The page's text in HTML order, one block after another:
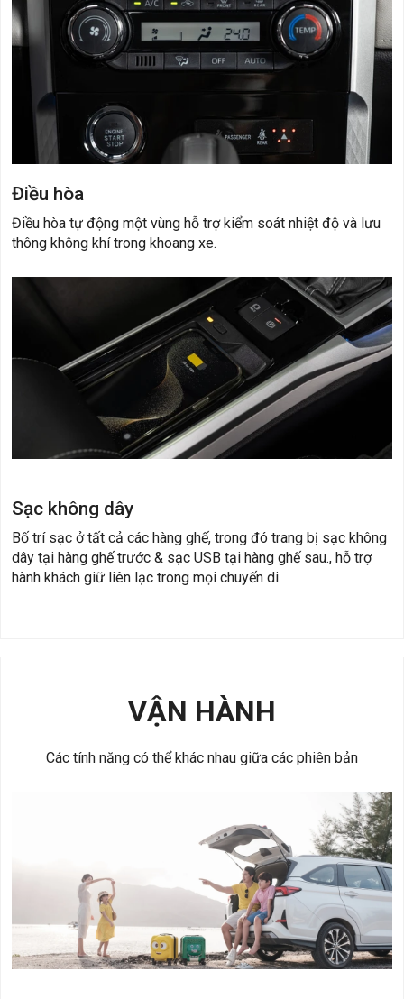
Điều hòa
Điều hòa tự động một vùng hỗ trợ kiểm soát nhiệt độ và lưu
thông không khí trong khoang xe.
Sạc không dây
Bố trí sạc ở tất cả các hàng ghế, trong đó trang bị sạc không
dây tại hàng ghế trước & sạc USB tại hàng ghế sau., hỗ trợ
hành khách giữ liên lạc trong mọi chuyến di.
VẬN HÀNH
Các tính năng có thể khác nhau giữa các phiên bản